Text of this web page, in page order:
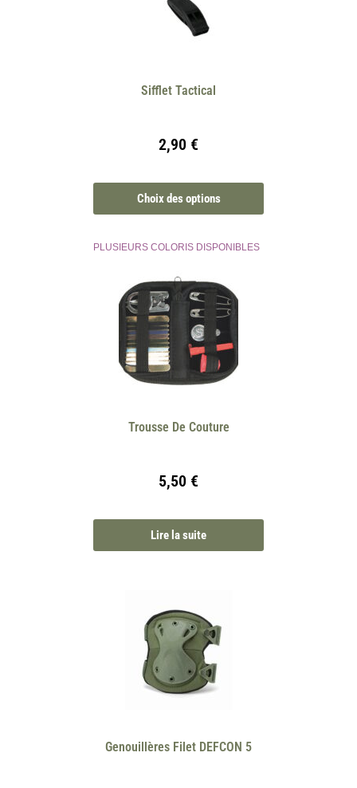
Sifflet Tactical
2,90 €
Choix des options
PLUSIEURS COLORIS DISPONIBLES
Trousse De Couture
5,50 €
Lire la suite
Genouillères Filet DEFCON 5